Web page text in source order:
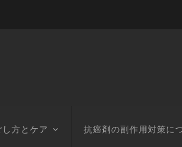
方とケア 抗癌剤の副作用対策に